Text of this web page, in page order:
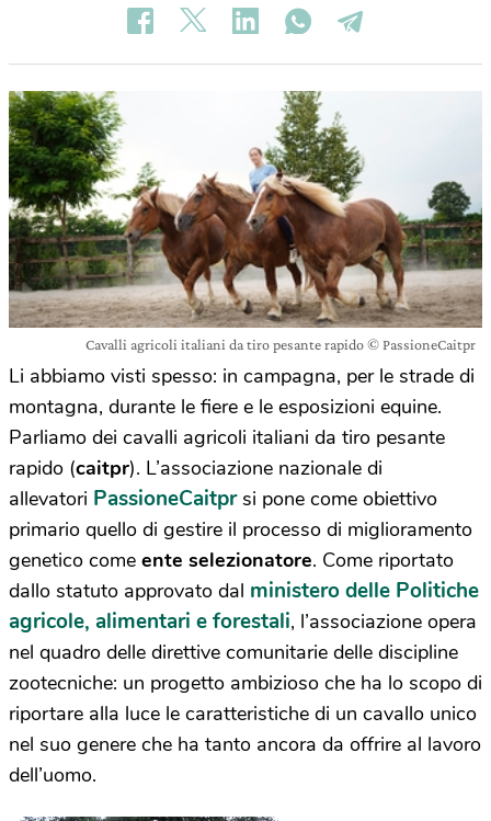
Cavalli agricoli italiani da tiro pesante rapido © PassioneCaitpr
Li abbiamo visti spesso: in campagna, per le strade di
montagna, durante le fiere e le esposizioni equine.
Parliamo dei cavalli agricoli italiani da tiro pesante
rapido (caitpr). L’associazione nazionale di
allevatori PassioneCaitprsi pone come obiettivo
primario quello di gestire il processo di miglioramento
genetico come ente selezionatore. Come riportato
dallo statuto approvato dal ministero delle Politiche
agricole, alimentari e forestali, l’associazione opera
nel quadro delle direttive comunitarie delle discipline
zootecniche: un progetto ambizioso che ha lo scopo di
riportare alla luce le caratteristiche di un cavallo unico
nel suo genere che ha tanto ancora da offrire al lavoro
dell’uomo.